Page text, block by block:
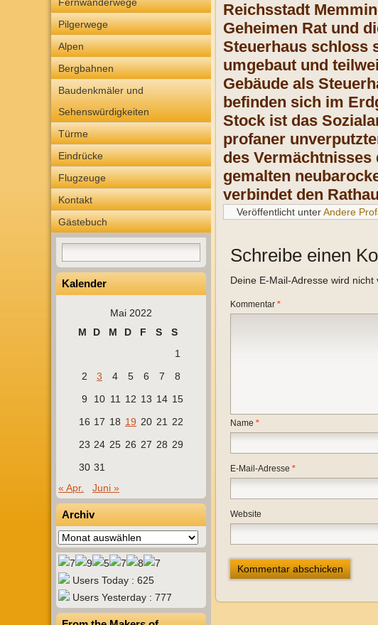
Pilgerwege
Alpen
Bergbahnen
Baudenkmäler und
Sehenswürdigkeiten
Türme
Eindrücke
Flugzeuge
Kontakt
Gästebuch
Kalender
Mai 2022
M
D M D F S
S
1
2
3 4 5 6 7
8
9
10 11 12 13 14 15
16 17 18 19 20 21
22
23 24 25 26 27 28 29
30 31
« Apr.
Juni »
Archiv
Archiv
Users Today : 625
Users Yesterday : 777
Reichsstadt
Geheimen Rat und
Steuerhaus schloss
umgebaut und
Gebäude als
befinden sich im
Stock ist das
profaner
des
gemalten
verbindet den
Veröffentlicht unterAndere
Schreibe einen
Deine E-Mail-Adresse wird nicht
Kommentar *
Name *
E-Mail-Adresse *
Website